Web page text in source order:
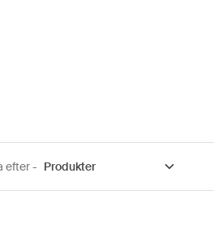
efter -
adapter Svart (selected)